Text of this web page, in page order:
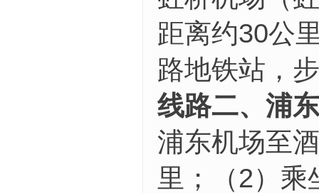
距离约30公
路地铁站，
线路二、浦
浦东机场至
里；（2）